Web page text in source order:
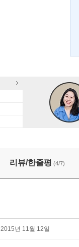
리뷰/한줄평 (4/7)
2015년 11월 12일